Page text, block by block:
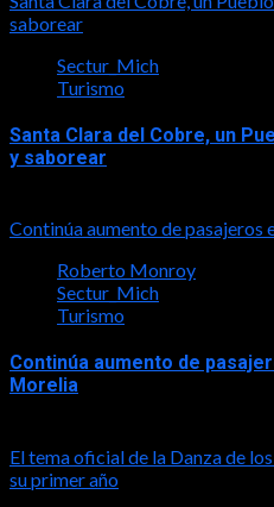
saborear
Sectur_Mich
Turismo
Santa Clara del Cobre, un
y saborear
Continúa aumento de
Roberto Monroy
Sectur_Mich
Turismo
Continúa aumento de
Morelia
El tema oficial de la Danza de
su primer año